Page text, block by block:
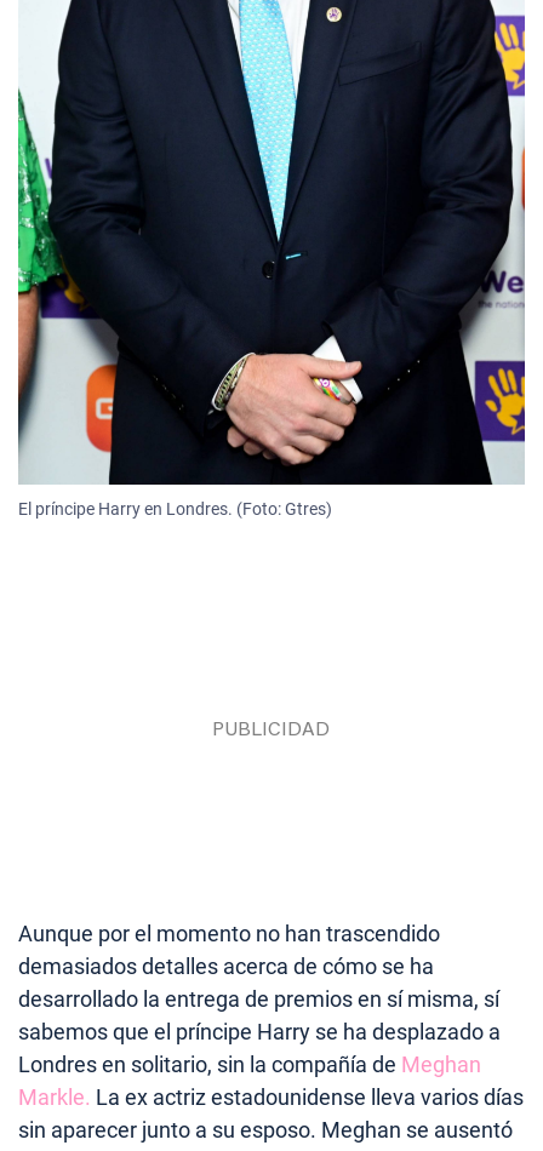
El príncipe Harry en Londres. (Foto: Gtres)
Aunque por el momento no han trascendido
demasiados detalles acerca de cómo se ha
desarrollado la entrega de premios en sí misma, sí
sabemos que el príncipe Harry se ha desplazado a
Londres en solitario, sin la compañía de Meghan
Markle. La ex actriz estadounidense lleva varios días
sin aparecer junto a su esposo. Meghan se ausentó